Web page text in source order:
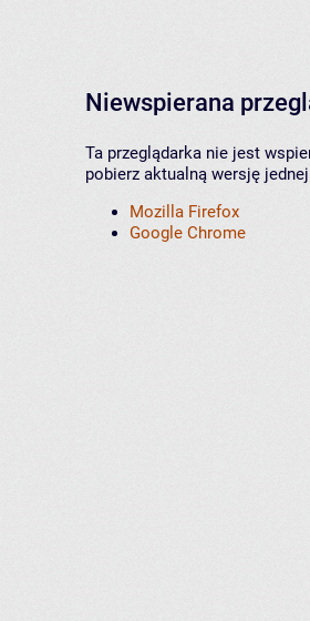
Niewspierana
Ta przeglądarka nie jest
pobierz aktualną wersję
Mozilla Firefox
Google Chrome